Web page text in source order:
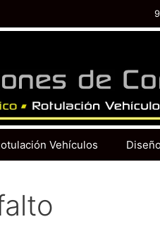
Vehículos